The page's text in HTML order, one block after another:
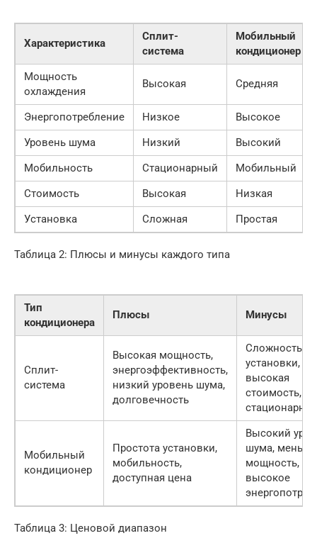
Характеристика
Сплит-
система
Мобильный
кондиционер
Мощность
охлаждения
Высокая Средняя
Энергопотребление Низкое
Высокое
Уровень шума
Низкий
Высокий
Мобильность
Стационарный
Мобильный
Стоимость
Высокая
Низкая
Установка
Сложная Простая
Таблица 2: Плюсы и минусы каждого типа
Тип
кондиционера
Плюсы Минусы
Сплит-
система
Высокая мощность,
энергоэффективность,
низкий уровень шума,
долговечность
Сложность
установки,
высокая
стоимость,
Мобильный
кондиционер
Простота установки,
мобильность,
доступная цена
Высокий
шума,
мощность,
высокое
Таблица 3: Ценовой диапазон